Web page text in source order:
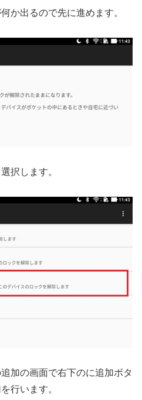
か出るので先に進めます。
択します。
加の画面で右下のに追加ボタ
行います。